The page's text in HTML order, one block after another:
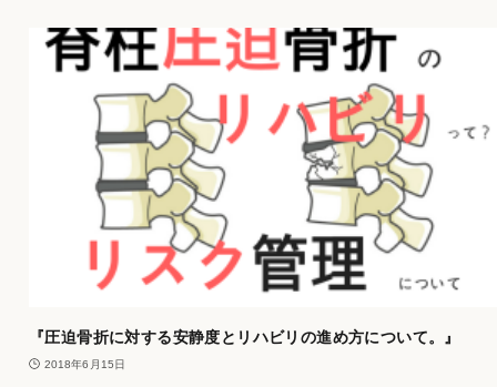
『圧迫骨折に対する安静度とリハビリの進め方について。』
2018年6月15日